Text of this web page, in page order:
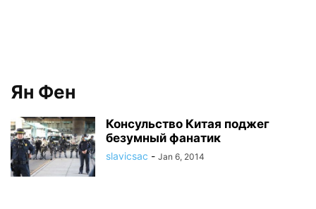
Ян Фен
Консульство Китая поджег
безумный фанатик
slavicsac - Jan 6, 2014